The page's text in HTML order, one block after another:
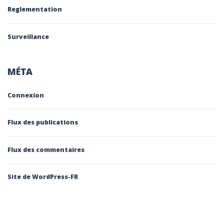
Reglementation
Surveillance
MÉTA
Connexion
Flux des publications
Flux des commentaires
Site de WordPress-FR